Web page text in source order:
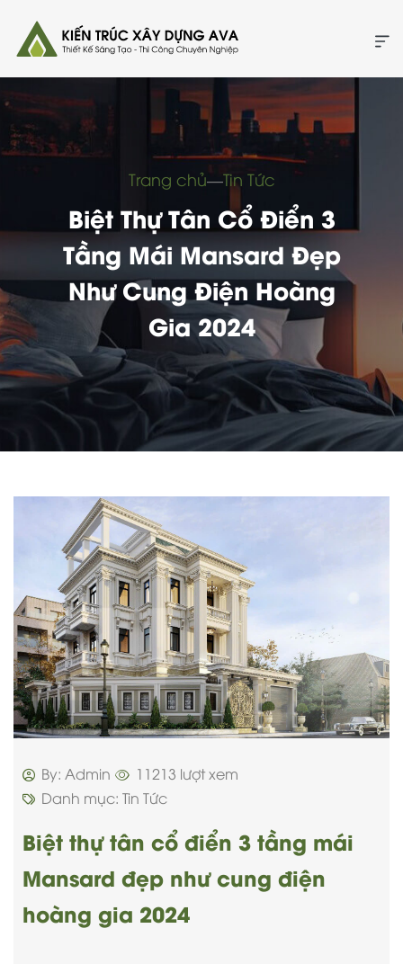
Trang chủ―Tin Tức
Biệt Thự Tân Cổ Điển 3
Tầng Mái Mansard Đẹp
Như Cung Điện Hoàng
Gia 2024
By: Admin
11213 lượt xem
Danh mục: Tin Tức
Biệt thự tân cổ điển 3 tầng mái
Mansard đẹp như cung điện
hoàng gia 2024